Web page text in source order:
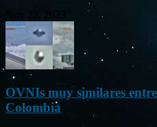
OVNIs muy similares
Colombia